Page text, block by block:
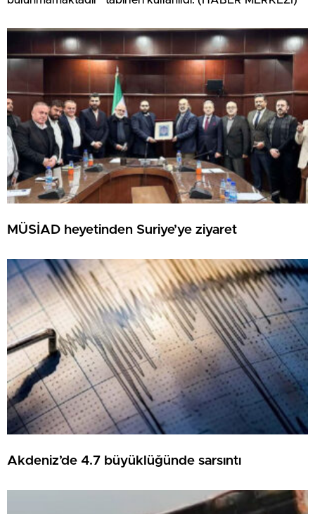
MÜSİAD heyetinden Suriye’ye ziyaret
Akdeniz’de 4.7 büyüklüğünde sarsıntı